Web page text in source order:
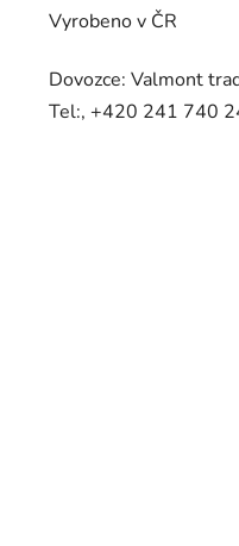
Vyrobeno v ČR
Dovozce: Valmont
Tel:, +420 241 740